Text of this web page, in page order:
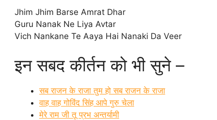
Jhim Jhim Barse Amrat Dhar
Guru Nanak Ne Liya Avtar
Vich Nankane Te Aaya Hai Nanaki Da Veer
इन सबद कीर्तन को भी सुने –
सब राजन के राजा तुम हो सब राजन के राजा
वाह वाह गोविंद सिंह आपे गुरु चेला
मेरे राम जी तू प्रभ अन्तर्यामी